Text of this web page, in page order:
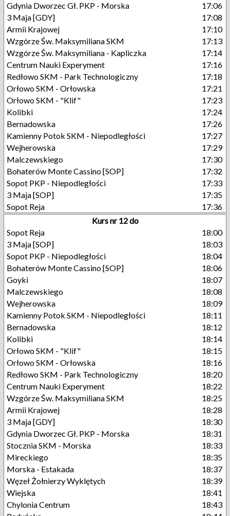
Gdynia Dworzec Gł. PKP - Morska
17:06
3 Maja [GDY]
17:08
Armii Krajowej
17:10
Wzgórze Św. Maksymiliana SKM
17:13
Wzgórze Św. Maksymiliana - Kapliczka
17:14
Centrum Nauki Experyment
17:16
Redłowo SKM - Park Technologiczny
17:18
Orłowo SKM - Orłowska
17:21
Orłowo SKM - "Klif"
17:23
Kolibki
17:24
Bernadowska
17:26
Kamienny Potok SKM - Niepodległości
17:27
Wejherowska
17:29
Malczewskiego
17:30
Bohaterów Monte Cassino [SOP]
17:32
Sopot PKP - Niepodległości
17:33
3 Maja [SOP]
17:35
Sopot Reja
17:36
Kurs nr 12 do
Sopot Reja
18:00
3 Maja [SOP]
18:03
Sopot PKP - Niepodległości
18:04
Bohaterów Monte Cassino [SOP]
18:06
Goyki
18:07
Malczewskiego
18:08
Wejherowska
18:09
Kamienny Potok SKM - Niepodległości
18:11
Bernadowska
18:12
Kolibki
18:14
Orłowo SKM - "Klif"
18:15
Orłowo SKM - Orłowska
18:16
Redłowo SKM - Park Technologiczny
18:20
Centrum Nauki Experyment
18:22
Wzgórze Św. Maksymiliana SKM
18:25
Armii Krajowej
18:28
3 Maja [GDY]
18:30
Gdynia Dworzec Gł. PKP - Morska
18:31
Stocznia SKM - Morska
18:33
Mireckiego
18:35
Morska - Estakada
18:37
Węzeł Żołnierzy Wyklętych
18:39
Wiejska
18:41
Chylonia Centrum
18:43